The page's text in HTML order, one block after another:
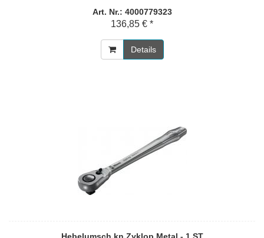
Art. Nr.: 4000779323
136,85 € *
Details